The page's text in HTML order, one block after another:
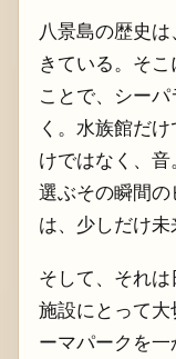
八景島の歴史
きている。そこ
ことで、シー
く。水族館だ
けではなく、
選ぶその瞬間の
は、少しだけ未
そして、それ
施設にとって
ーマパークを